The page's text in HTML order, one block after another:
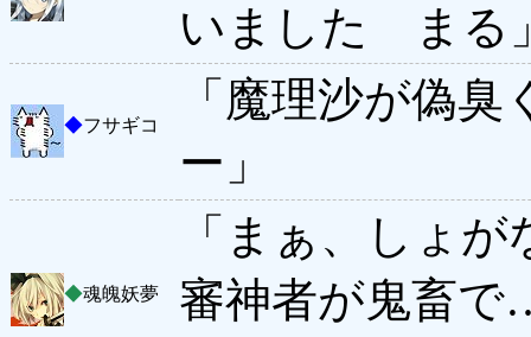
いました まる
◆フサギコ
「魔理沙が偽
ー」
◆魂魄妖夢
「まぁ、しょ
審神者が鬼畜